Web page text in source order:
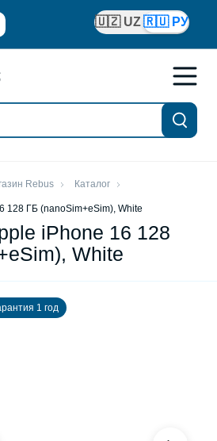
🇺🇿 UZ🇷🇺 РУ
Rebus
Каталог
ГБ (nanoSim+eSim), White
iPhone 16 128
White
1 год